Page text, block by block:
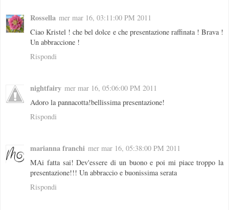
Rossella mer mar 16, 03:11:00 PM 2011
Ciao Kristel ! che bel dolce e che presentazione raffinata ! Brava !
Un abbraccione !
Rispondi
nightfairy mer mar 16, 05:06:00 PM 2011
Adoro la pannacotta!bellissima presentazione!
Rispondi
marianna franchi mer mar 16, 05:38:00 PM 2011
MAi fatta sai! Dev'essere di un buono e poi mi piace troppo la
presentazione!!! Un abbraccio e buonissima serata
Rispondi